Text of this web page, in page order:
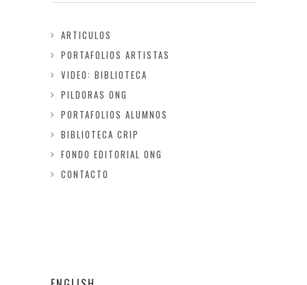
ARTICULOS
PORTAFOLIOS ARTISTAS
VIDEO: BIBLIOTECA
PILDORAS ONG
PORTAFOLIOS ALUMNOS
BIBLIOTECA CRIP
FONDO EDITORIAL ONG
CONTACTO